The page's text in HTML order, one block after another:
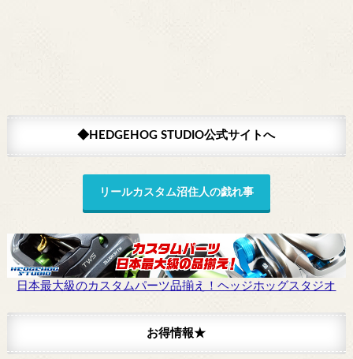
◆HEDGEHOG STUDIO公式サイトへ
リールカスタム沼住人の戯れ事
日本最大級のカスタムパーツ品揃え！ヘッジホッグスタジオ
お得情報★